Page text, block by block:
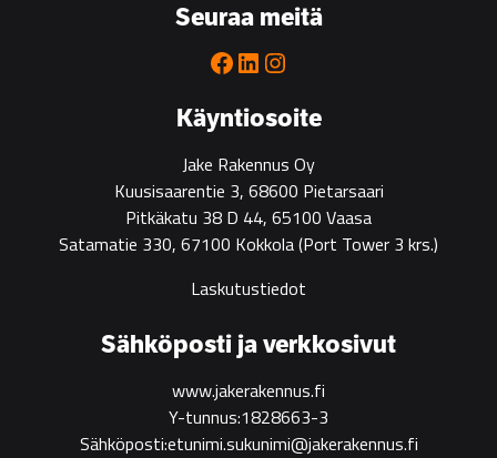
Käyntiosoite
Jake Rakennus Oy
Kuusisaarentie 3, 68600 Pietarsaari
Pitkäkatu 38 D 44, 65100 Vaasa
Satamatie 330, 67100 Kokkola(Port Tower 3 krs.)
Laskutustiedot
Seuraa meitä
Facebook
LinkedIn
Instagram
Sähköposti ja verkkosivut
www.jakerakennus.fi
Y-tunnus:1828663-3
Sähköposti:etunimi.sukunimi@jakerakennus.fi